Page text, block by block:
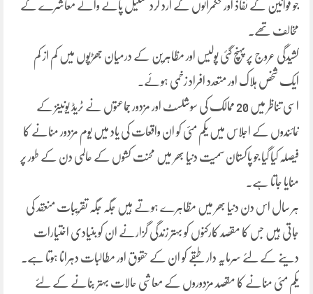
جو قوانین کے نفاذ اور حکمرانوں کے ارد گرد تشکیل پانے والے معاشرے کے
مخالف تھے۔
کشیدگی عروج پر پہنچ گئی پولیس اور مظاہرین کے درمیان جھڑپوں میں کم از کم
ایک شخص ہلاک اور متعدد افراد زخمی ہوئے۔
اسی تناظر میں 20 ممالک کی سوشلسٹ اور مزدور جماعتوں نے ٹریڈ یونینز کے
نمائندوں کے اجلاس میں یکم مئی کو ان واقعات کی یاد میں یوم مزدور منانے کا
فیصلہ کیا گیا جو پاکستان سمیت دنیا بھر میں محنت کشوں کے عالمی دن کے طور پر
منایا جاتا ہے۔
ہر سال اس دن دنیا بھر میں مظاہرے ہوتے ہیں جگہ جگہ تقریبات منعقد کی
جاتی ہیں جس کا مقصد کارکنوں کو بہتر زندگی گزارنے ان کو بنیادی اختیارات
دینے کے لئے سرمایہ دار طبقے کو ان کے حقوق اور مطالبات دہرانا ہوتا ہے۔
یکم مئی منانے کا مقصد مزدوروں کے معاشی حالات بہتر بنانے کے لئے